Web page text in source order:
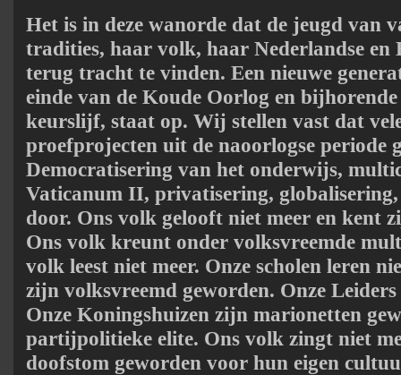
Het is in deze wanorde dat de jeugd van
tradities, haar volk, haar Nederlandse en
terug tracht te vinden. Een nieuwe
einde van de Koude Oorlog en
keurslijf, staat op. Wij stellen vast dat
proefprojecten uit de naoorlogse periode
Democratisering van het onderwijs,
Vaticanum II, privatisering,
door. Ons volk gelooft niet meer en kent
Ons volk kreunt onder volksvreemde
volk leest niet meer. Onze scholen leren
zijn volksvreemd geworden. Onze
Onze Koningshuizen zijn marionetten
partijpolitieke elite. Ons volk zingt niet
doofstom geworden voor hun eigen